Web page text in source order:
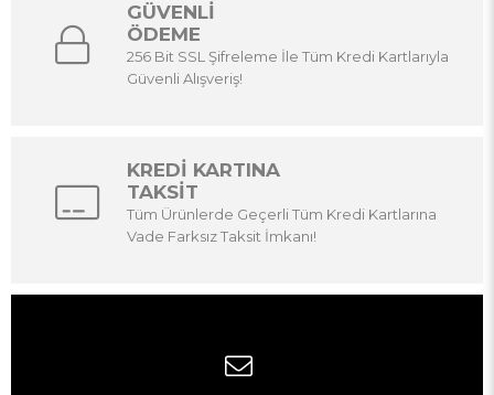
GÜVENLİ
ÖDEME
256 Bit SSL Şifreleme İle Tüm Kredi Kartlarıyla
Güvenli Alışveriş!
KREDİ KARTINA
TAKSİT
Tüm Ürünlerde Geçerli Tüm Kredi Kartlarına
Vade Farksız Taksit İmkanı!